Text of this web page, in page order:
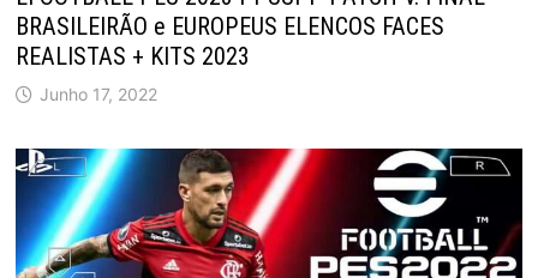
BRASILEIRÃO e EUROPEUS ELENCOS FACES
REALISTAS + KITS 2023
Junho 17, 2022